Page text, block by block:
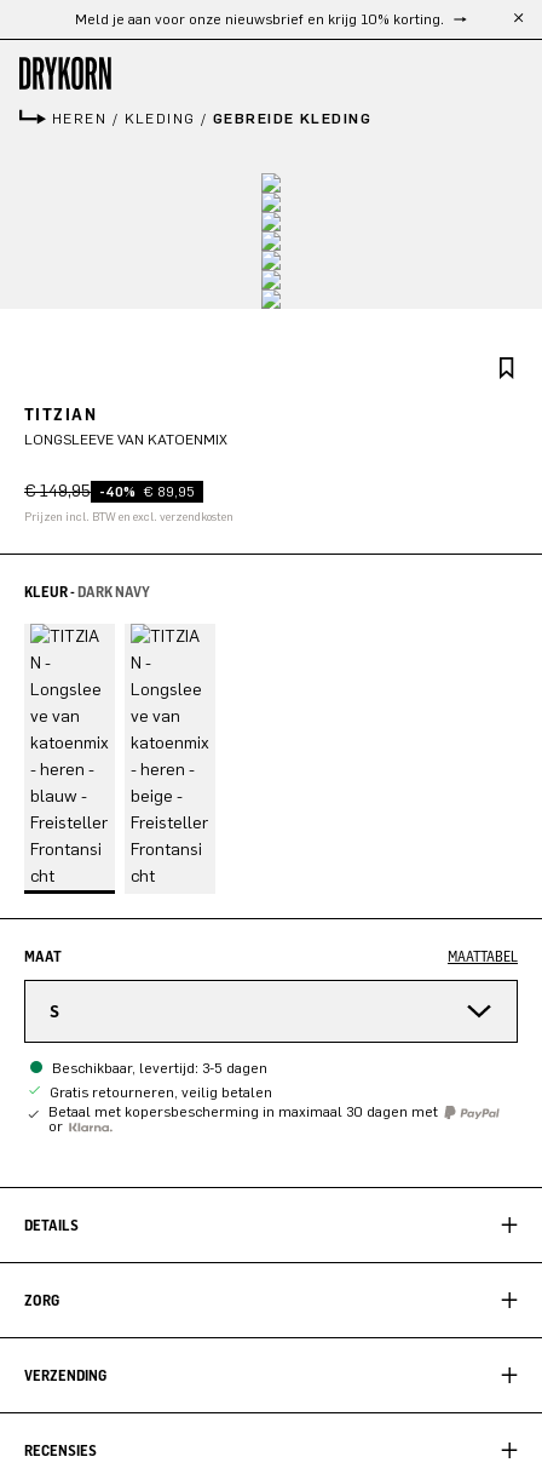
Ga naar de hoofdinhoud
Gratis verzending vanaf €300
HEREN / KLEDING / GEBREIDE KLEDING
TITZIAN
LONGSLEEVE VAN KATOENMIX
€ 149,95 -40% € 89,95
Prijzen incl. BTW en excl. verzendkosten
KLEUR -DARK NAVY
MAAT MAATTABEL
S
Beschikbaar, levertijd: 3-5 dagen
Gratis retourneren, veilig betalen
Betaal met kopersbescherming in maximaal 30 dagen met
or
DETAILS
ZORG
VERZENDING
RECENSIES